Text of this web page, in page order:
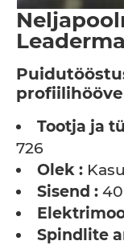
Tootja ja
726
Olek :
Sisend :
Spindlite